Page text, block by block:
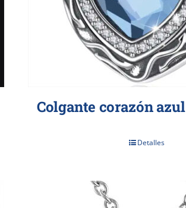
Colgante corazón azul
Detalles